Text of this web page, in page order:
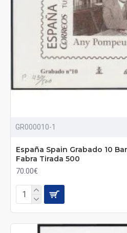
GR000010-1
España Spain Grabado 10
Fabra Tirada 500
70.00€